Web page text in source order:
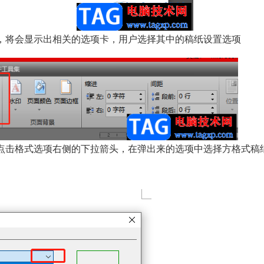
显示出相关的选项卡，用户选择其中的稿纸设置选项
式选项右侧的下拉箭头，在弹出来的选项中选择方格式稿